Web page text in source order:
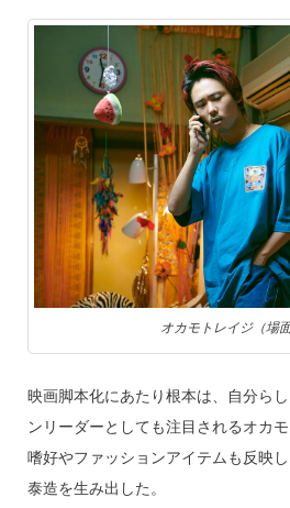
オカモトレイジ（場
映画脚本化にあたり根本は、自分ら
ンリーダーとしても注目されるオカ
嗜好やファッションアイテムも反映
泰造を生み出した。